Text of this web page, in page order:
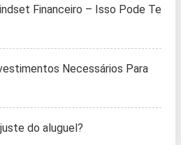
Financeiro – Isso Pode Te
Necessários Para
do aluguel?